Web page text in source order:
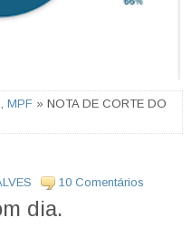
MPF » NOTA DE CORTE DO
10 Comentários
dia.